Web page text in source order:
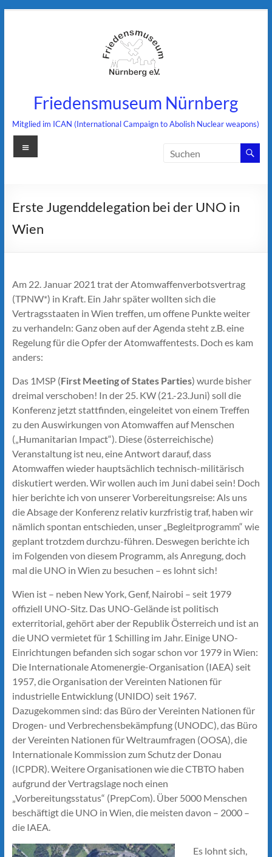
Friedensmuseum Nürnberg
Mitglied im ICAN (International Campaign to Abolish Nuclear weapons)
Menü
Erste Jugenddelegation bei der UNO in
Wien
Am 22. Januar 2021 trat der Atomwaffenverbotsvertrag
(TPNW*) in Kraft. Ein Jahr später wollten sich die
Vertragsstaaten in Wien treffen, um offene Punkte weiter
zu verhandeln: Ganz oben auf der Agenda steht z.B. eine
Regelung für die Opfer der Atomwaffentests. Doch es kam
anders:
Das 1MSP (First Meeting of States Parties) wurde bisher
dreimal verschoben! In der 25. KW (21.-23.Juni) soll die
Konferenz jetzt stattfinden, eingeleitet von einem Treffen
zu den Auswirkungen von Atomwaffen auf Menschen
(„Humanitarian Impact“). Diese (österreichische)
Veranstaltung ist neu, eine Antwort darauf, dass
Atomwaffen wieder hauptsächlich technisch-militärisch
diskutiert werden. Wir wollen auch im Juni dabei sein! Doch
hier berichte ich von unserer Vorbereitungsreise: Als uns
die Absage der Konferenz relativ kurzfristig traf, haben wir
nämlich spontan entschieden, unser „Begleitprogramm“ wie
geplant trotzdem durchzu-führen. Deswegen berichte ich
im Folgenden von diesem Programm, als Anregung, doch
mal die UNO in Wien zu besuchen – es lohnt sich!
Wien ist – neben New York, Genf, Nairobi – seit 1979
offiziell UNO-Sitz. Das UNO-Gelände ist politisch
exterritorial, gehört aber der Republik Österreich und ist an
die UNO vermietet für 1 Schilling im Jahr. Einige UNO-
Einrichtungen befanden sich sogar schon vor 1979 in Wien:
Die Internationale Atomenergie-Organisation (IAEA) seit
1957, die Organisation der Vereinten Nationen für
industrielle Entwicklung (UNIDO) seit 1967.
Dazugekommen sind: das Büro der Vereinten Nationen für
Drogen- und Verbrechens­bekämpfung (UNODC), das Büro
der Vereinten Nationen für Weltraumfragen (OOSA), die
Internationale Kommission zum Schutz der Donau
(ICPDR). Weitere Organisationen wie die CTBTO haben
aufgrund der Vertragslage noch einen
„Vorbereitungsstatus“ (PrepCom). Über 5000 Menschen
beschäftigt die UNO in Wien, die meisten davon – 2000 –
die IAEA.
Es lohnt sich,